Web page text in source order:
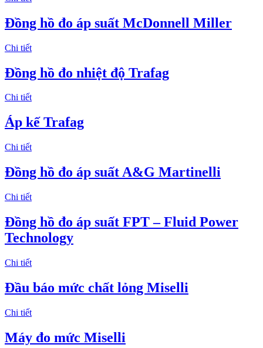
Đồng hồ đo áp suất McDonnell Miller
Chi tiết
Đồng hồ đo nhiệt độ Trafag
Chi tiết
Áp kế Trafag
Chi tiết
Đồng hồ đo áp suất A&G Martinelli
Chi tiết
Đồng hồ đo áp suất FPT – Fluid Power
Technology
Chi tiết
Đầu báo mức chất lỏng Miselli
Chi tiết
Máy đo mức Miselli